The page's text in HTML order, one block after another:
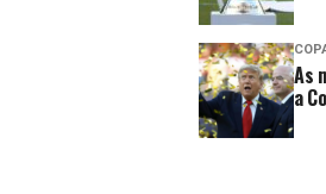
As
a